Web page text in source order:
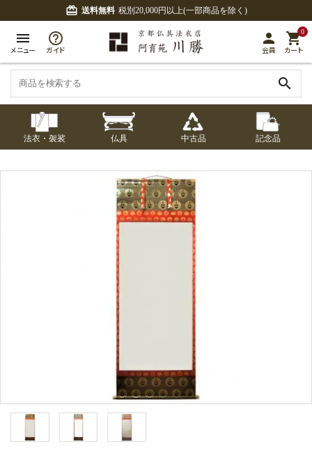
card_giftcard 送料無料 税別20,000円以上(一部商品を除く)
menu
メニュー ガイド
person
会員
0
shopping_cart
カート
search
七条袈裟
法衣・袈裟
色衣・裳附
布袍・間衣
襦袢・裾除け
草履・はきもの
得度・中仏用品
記念品
経本入・念珠入・式
収納
記念品・おつかいも
書籍
仏具
卓類・常香盤・礼盤 天蓋・瓔珞・吊金具
灯明具・灯明準備用
金香炉・花瓶・火立
土香炉・香炉台・香
仏器・供笥・供物
きん・きん台・鳴物 ご法要用品・箱類
椅子・机・その他仏
讃佛歌掛図
打敷・礼盤打敷・下
中古品